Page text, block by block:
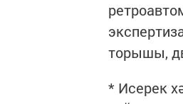
торышы,
* Исерек